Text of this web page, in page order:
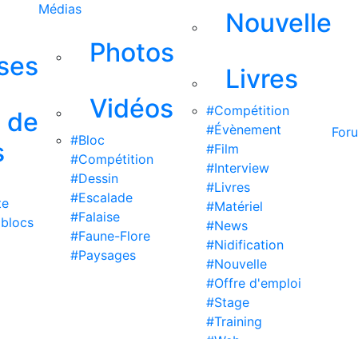
de
Médias
Photos
Vidéos
#Bloc
#Compétition
#Dessin
#Escalade
#Falaise
#Faune-Flore
#Paysages
Nouvelle
Livres
#Compétition
#Évènement
#Film
#Interview
#Livres
#Matériel
#News
#Nidification
#Nouvelle
#Offre d'emploi
#Stage
#Training